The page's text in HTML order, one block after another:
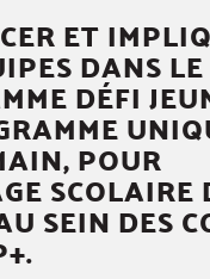
ET
DANS LE
DÉFI
POUR
SCOLAIRE
SEIN DES